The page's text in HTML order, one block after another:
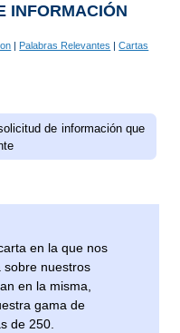
INFORMACIÓN
| Palabras Relevantes |Cartas
de información que
en la que nos
sobre nuestros
en la misma,
gama de
de 250.